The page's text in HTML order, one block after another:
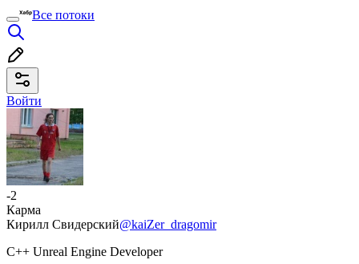
Все потоки
Войти
-2
Карма
Кирилл Свидерский@kaiZer_dragomir
C++ Unreal Engine Developer